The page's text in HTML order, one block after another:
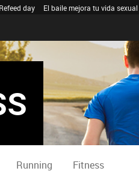
Refeed day El baile mejora tu vida sexual
Running Fitness